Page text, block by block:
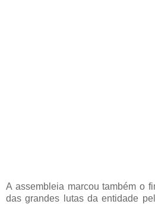
A assembleia marcou também o
das grandes lutas da entidade